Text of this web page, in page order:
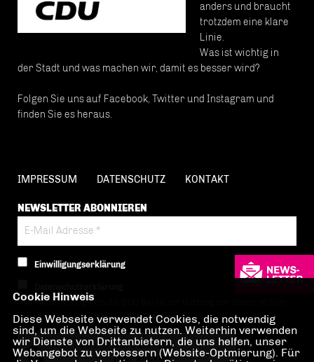
anders und braucht
trotzdem eine klare
Linie.
Was ist wichtig in
der Stadt und was machen wir, damit es besser wird?
Folgen Sie uns auf Facebook, Twitter und Instagram und
finden Sie es heraus.
IMPRESSUM DATENSCHUTZ KONTAKT
NEWSLETTER ABONNIEREN
Einwilligungserklärung
Hiermit berechtige ich die CDU Berlin zur Nutzung der Daten im Sinn
der nachfolgenden Datenschutzerklärung.*
Anti-Roboter-Verifizierung
Hier klicken
Cookie Hinweis
Diese Webseite verwendet Cookies, die notwendig
sind, um die Webseite zu nutzen. Weiterhin verwenden
wir Dienste von Drittanbietern, die uns helfen, unser
Webangebot zu verbessern (Website-Optmierung). Für